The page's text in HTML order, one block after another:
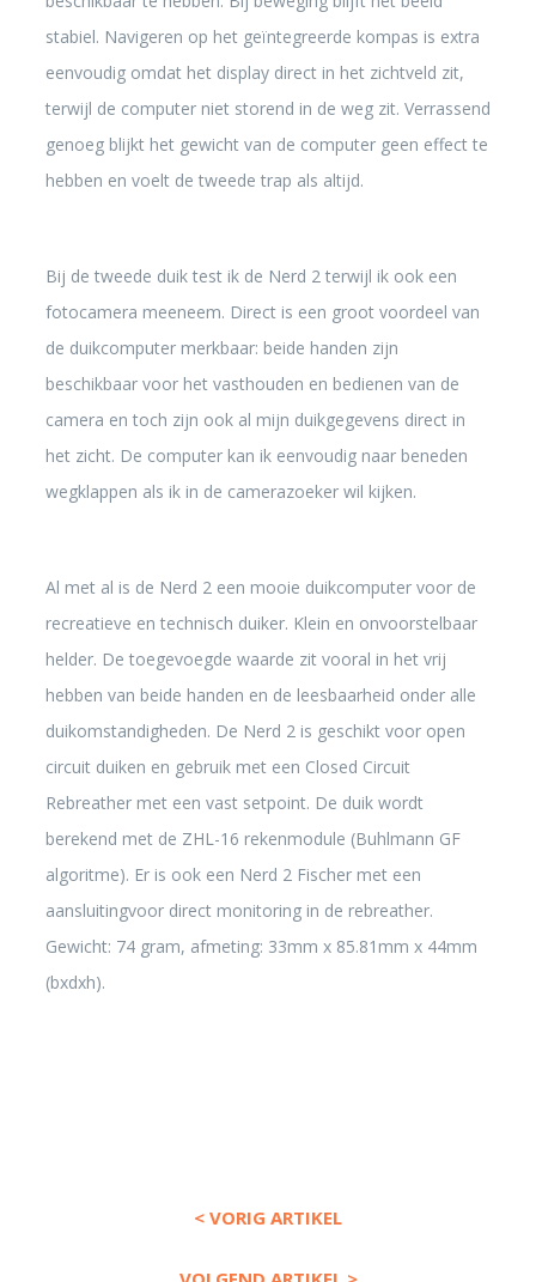
stabiel. Navigeren op het geïntegreerde kompas is extra
eenvoudig omdat het display direct in het zichtveld zit,
terwijl de computer niet storend in de weg zit. Verrassend
genoeg blijkt het gewicht van de computer geen effect te
hebben en voelt de tweede trap als altijd.
Bij de tweede duik test ik de Nerd 2 terwijl ik ook een
fotocamera meeneem. Direct is een groot voordeel van
de duikcomputer merkbaar: beide handen zijn
beschikbaar voor het vasthouden en bedienen van de
camera en toch zijn ook al mijn duikgegevens direct in
het zicht. De computer kan ik eenvoudig naar beneden
wegklappen als ik in de camerazoeker wil kijken.
Al met al is de Nerd 2 een mooie duikcomputer voor de
recreatieve en technisch duiker. Klein en onvoorstelbaar
helder. De toegevoegde waarde zit vooral in het vrij
hebben van beide handen en de leesbaarheid onder alle
duikomstandigheden. De Nerd 2 is geschikt voor open
circuit duiken en gebruik met een Closed Circuit
Rebreather met een vast setpoint. De duik wordt
berekend met de ZHL-16 rekenmodule (Buhlmann GF
algoritme). Er is ook een Nerd 2 Fischer met een
aansluitingvoor direct monitoring in de rebreather.
Gewicht: 74 gram, afmeting: 33mm x 85.81mm x 44mm
(bxdxh).
< VORIG ARTIKEL